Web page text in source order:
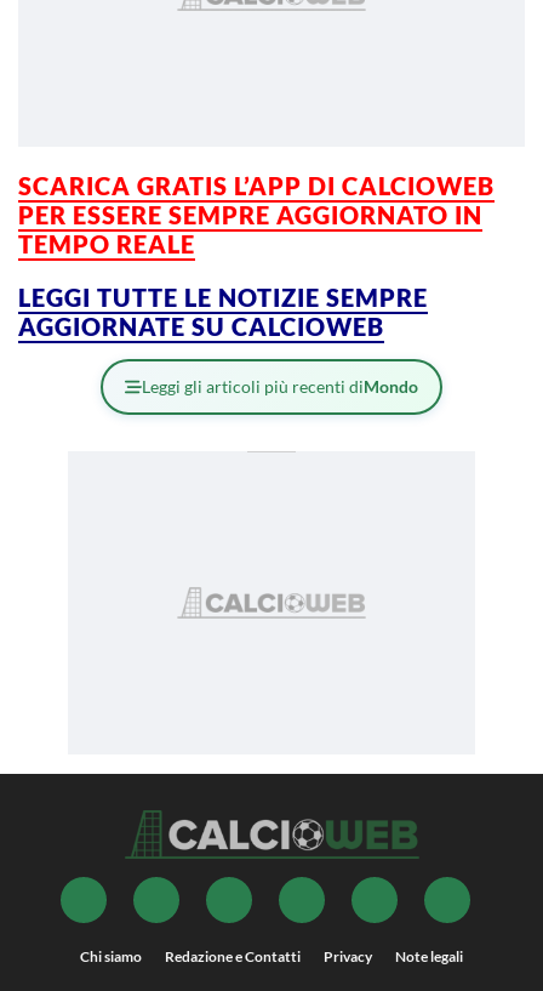
SCARICA GRATIS L’APP DI CALCIOWEB
PER ESSERE SEMPRE AGGIORNATO IN
TEMPO REALE
LEGGI TUTTE LE NOTIZIE SEMPRE
AGGIORNATE SU CALCIOWEB
Leggi gli articoli più recenti diMondo
Chi siamo Redazione e Contatti Privacy Note legali